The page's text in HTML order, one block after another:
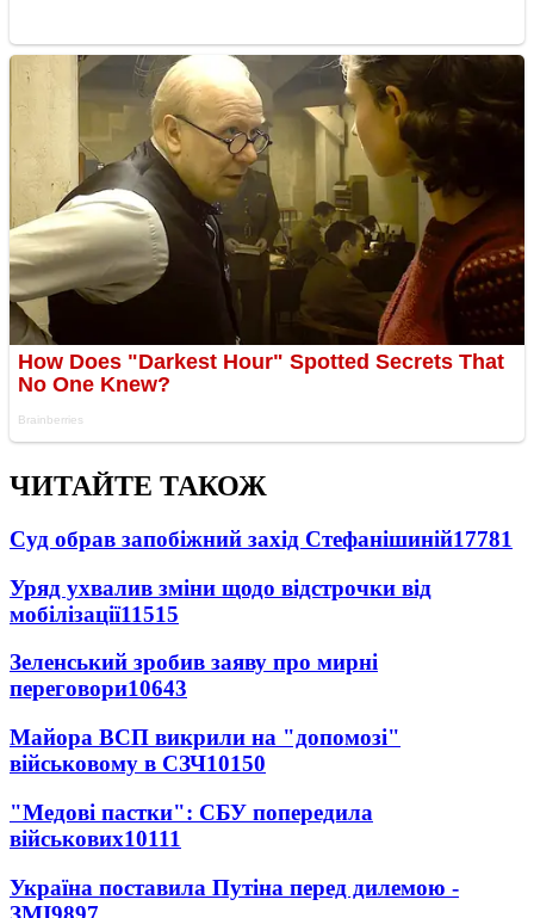
ЧИТАЙТЕ ТАКОЖ
Суд обрав запобіжний захід Стефанішиній17781
Уряд ухвалив зміни щодо відстрочки від
мобілізації11515
Зеленський зробив заяву про мирні
переговори10643
Майора ВСП викрили на "допомозі"
військовому в СЗЧ10150
"Медові пастки": СБУ попередила
військових10111
Україна поставила Путіна перед дилемою -